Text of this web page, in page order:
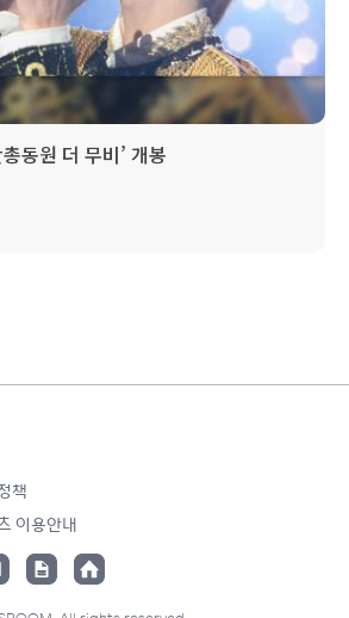
동원 더 무비’ 개봉
책
이용안내